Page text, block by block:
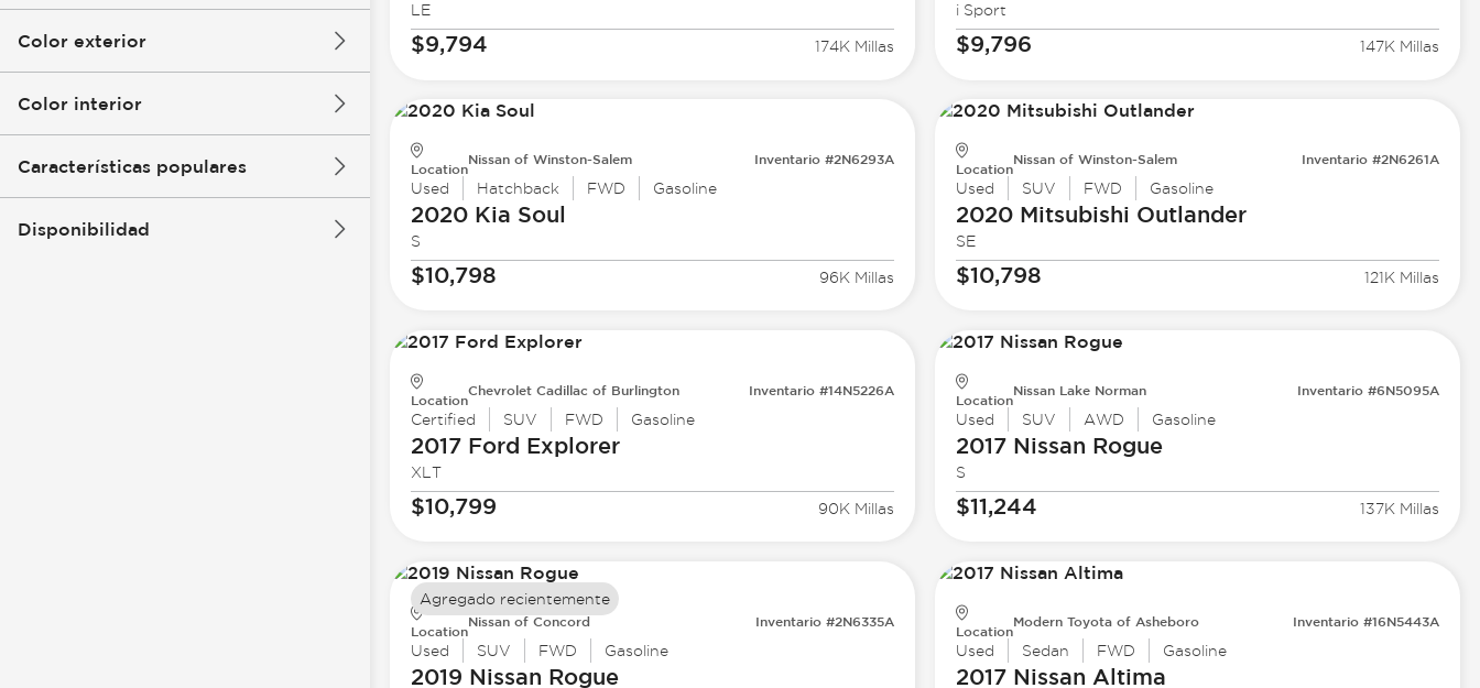
Color exterior
Color interior
Características populares
Disponibilidad
LE
$9,794 174K Millas
i Sport
$9,796 147K Millas
Location
Nissan of Winston-Salem Inventario #2N6293A
Used Hatchback FWD Gasoline
2020 Kia Soul
S
$10,798 96K Millas
Location
Nissan of Winston-Salem Inventario #2N6261A
Used SUV FWD Gasoline
2020 Mitsubishi Outlander
SE
$10,798 121K Millas
Location
Chevrolet Cadillac of Burlington Inventario #14N5226A
Certified SUV FWD Gasoline
2017 Ford Explorer
XLT
$10,799 90K Millas
Location
Nissan Lake Norman Inventario #6N5095A
Used SUV AWD Gasoline
2017 Nissan Rogue
S
$11,244 137K Millas
Location
Nissan of Concord Inventario #2N6335A
Used SUV FWD Gasoline
2019 Nissan Rogue
Agregado recientemente
Location
Modern Toyota of Asheboro Inventario #16N5443A
Used Sedan FWD Gasoline
2017 Nissan Altima